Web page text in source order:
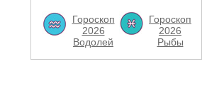
Гороскоп
2026
Водолей
Гороскоп
2026
Рыбы